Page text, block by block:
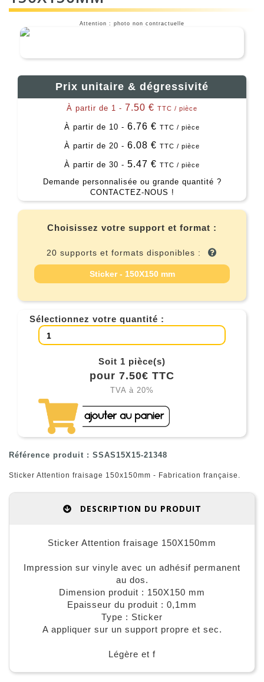
Attention : photo non contractuelle
Prix unitaire & dégressivité
À partir de 1 - 7.50 € TTC / pièce
À partir de 10 - 6.76 € TTC / pièce
À partir de 20 - 6.08 € TTC / pièce
À partir de 30 - 5.47 € TTC / pièce
Demande personnalisée ou grande quantité ?
CONTACTEZ-NOUS !
Choisissez votre support et format :
20 supports et formats disponibles :
Sticker - 150X150 mm
Sélectionnez votre quantité :
Soit 1 pièce(s)
pour 7.50€ TTC
TVA à 20%
Référence produit : SSAS15X15-21348
Sticker Attention fraisage 150x150mm - Fabrication française.
DESCRIPTION DU PRODUIT
Sticker Attention fraisage 150X150mm
Impression sur vinyle avec un adhésif permanent
au dos.
Dimension produit : 150X150 mm
Epaisseur du produit : 0,1mm
Type : Sticker
A appliquer sur un support propre et sec.
Légère et f